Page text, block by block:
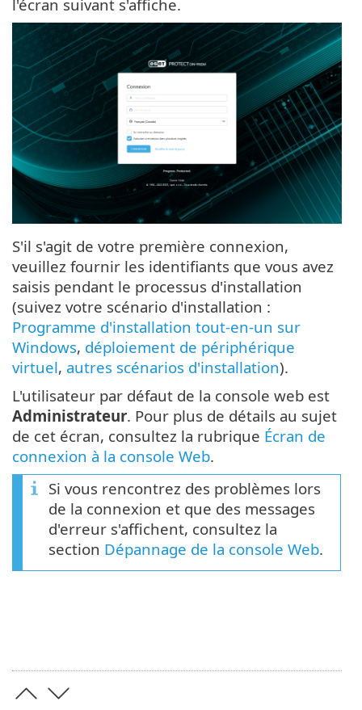
l'écran suivant s'affiche.
S'il s'agit de votre première connexion,
veuillez fournir les identifiants que vous avez
saisis pendant le processus d'installation
(suivez votre scénario d'installation :
Programme d'installation tout-en-un sur
Windows, déploiement de périphérique
virtuel, autres scénarios d'installation).
L'utilisateur par défaut de la console web est
Administrateur. Pour plus de détails au sujet
de cet écran, consultez la rubrique Écran de
connexion à la console Web.
Si vous rencontrez des problèmes lors
de la connexion et que des messages
d'erreur s'affichent, consultez la
section Dépannage de la console Web.